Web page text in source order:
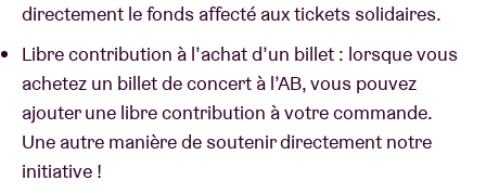
directement le fonds affecté aux tickets solidaires.
Libre contribution à l’achat d’un billet : lorsque vous
achetez un billet de concert à l’AB, vous pouvez
ajouter une libre contribution à votre commande.
Une autre manière de soutenir directement notre
initiative !